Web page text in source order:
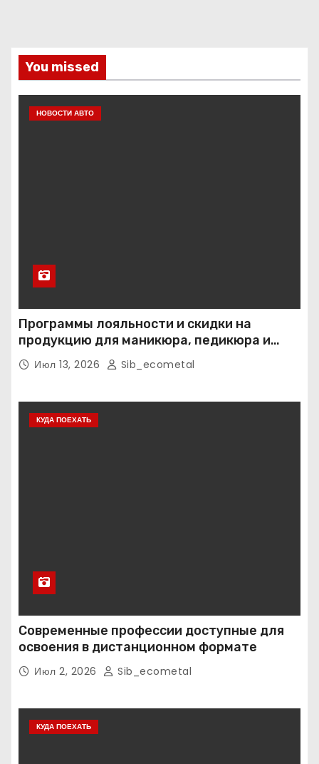
You missed
НОВОСТИ АВТО
Программы лояльности и скидки на
продукцию для маникюра, педикюра и
наращивания ресниц
Июл 13, 2026 Sib_ecometal
КУДА ПОЕХАТЬ
Современные профессии доступные для
освоения в дистанционном формате
Июл 2, 2026 Sib_ecometal
КУДА ПОЕХАТЬ